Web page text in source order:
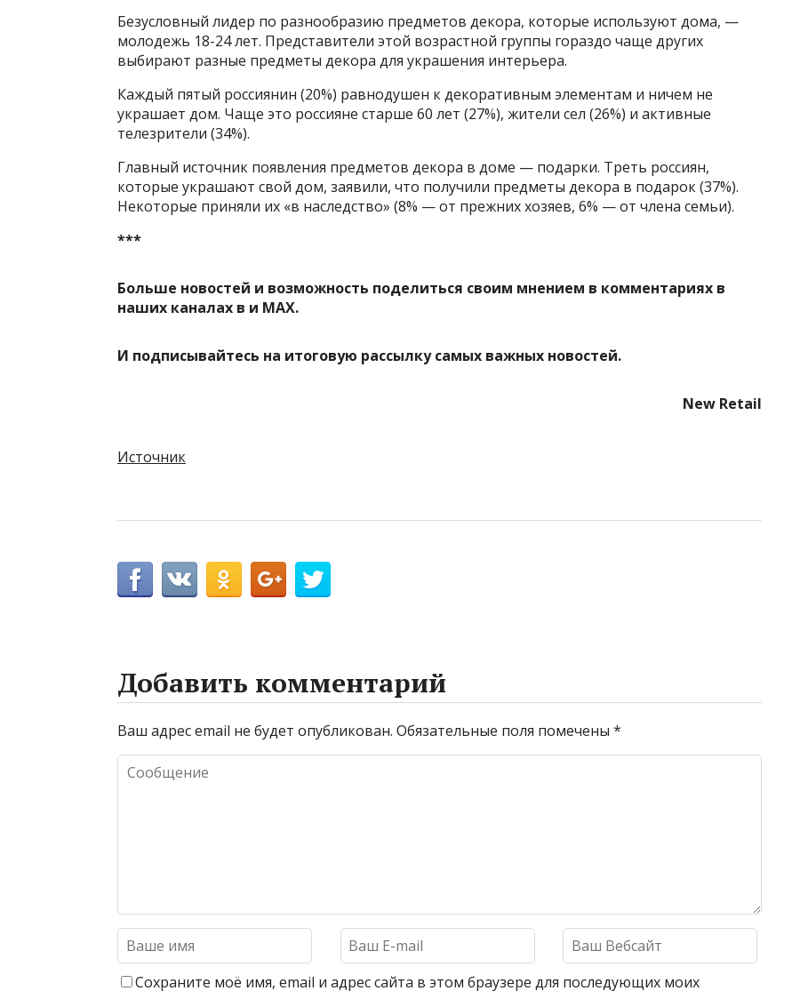
Безусловный лидер по разнообразию предметов декора, которые используют дома, —
молодежь 18-24 лет. Представители этой возрастной группы гораздо чаще других
выбирают разные предметы декора для украшения интерьера.
Каждый пятый россиянин (20%) равнодушен к декоративным элементам и ничем не
украшает дом. Чаще это россияне старше 60 лет (27%), жители сел (26%) и активные
телезрители (34%).
Главный источник появления предметов декора в доме — подарки. Треть россиян,
которые украшают свой дом, заявили, что получили предметы декора в подарок (37%).
Некоторые приняли их «в наследство» (8% — от прежних хозяев, 6% — от члена семьи).
***
Больше новостей и возможность поделиться своим мнением в комментариях в
наших каналах в и MAX.
И подписывайтесь на итоговую рассылку самых важных новостей.
New Retail
Источник
Добавить комментарий
Ваш адрес email не будет опубликован. Обязательные поля помечены *
Сохраните моё имя, email и адрес сайта в этом браузере для последующих моих